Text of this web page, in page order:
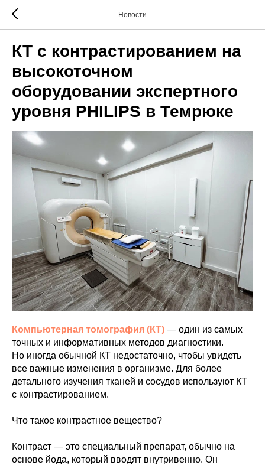
Новости
КТ с контрастированием на
высокоточном
оборудовании экспертного
уровня PHILIPS в Темрюке
Компьютерная томография (КТ) — один из самых
точных и информативных методов диагностики.
Но иногда обычной КТ недостаточно, чтобы увидеть
все важные изменения в организме. Для более
детального изучения тканей и сосудов используют КТ
с контрастированием.
Что такое контрастное вещество?
Контраст — это специальный препарат, обычно на
основе йода, который вводят внутривенно. Он